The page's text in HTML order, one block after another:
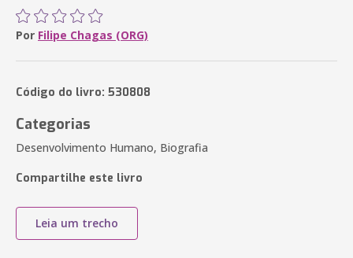
Por Filipe Chagas (ORG)
Código do livro: 530808
Categorias
Desenvolvimento Humano, Biografia
Compartilhe este livro
Leia um trecho